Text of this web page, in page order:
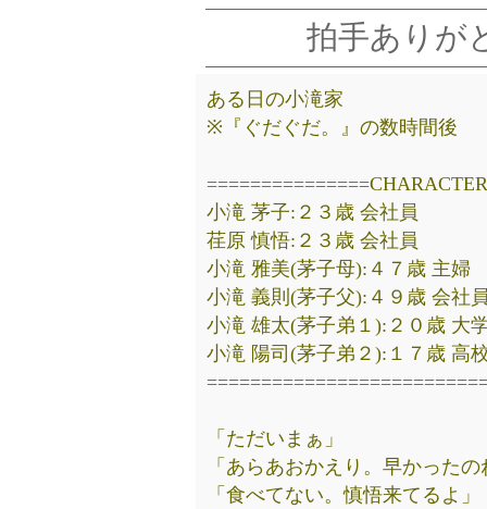
拍手ありが
ある日の小滝家
※『ぐだぐだ。』の数時間後
小滝 茅子:２３歳 会社員
荏原 慎悟:２３歳 会社員
小滝 雅美(茅子母):４７歳 主婦
小滝 義則(茅子父):４９歳 会社
小滝 雄太(茅子弟１):２０歳 大
小滝 陽司(茅子弟２):１７歳 高
「ただいまぁ」
「あらあおかえり。早かった
「食べてない。慎悟来てるよ」